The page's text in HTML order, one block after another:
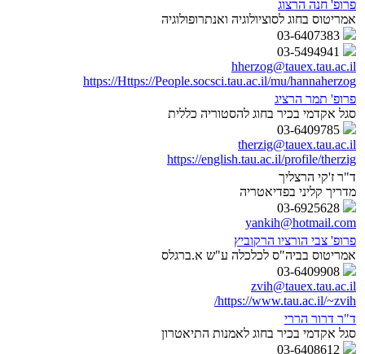
פרופ' חנה הרצוג
אמריטוס בחוג לסוציולוגיה ואנתרופולוגיה
hherzog@tauex.tau.ac.il
https://Https://People.socsci.tau.ac.il/mu/hannaherzog
פרופ' תמר הרציג
סגל אקדמי בכיר בחוג להסטוריה כללית
therzig@tauex.tau.ac.il
https://english.tau.ac.il/profile/therzig
ד"ר ז'קי הרצליך
מדריך קליני בפדיאטריה
yankih@hotmail.com
פרופ' צבי הורציו הרקוביץ
אמריטוס בביה"ס לכלכלה ע"ש א.ברגלס
zvih@tauex.tau.ac.il
https://www.tau.ac.il/~zvih/
ד"ר דרור הררי
סגל אקדמי בכיר בחוג לאמנות התיאטרון